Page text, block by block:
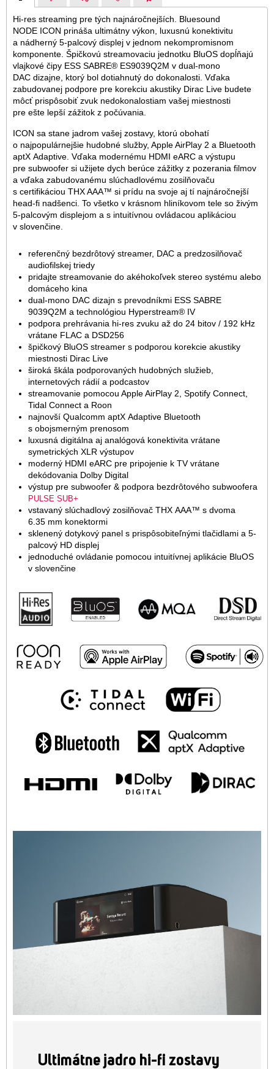
Hi-res streaming pre tých najnáročnejších. Bluesound
NODE ICON prináša ultimátny výkon, luxusnú konektivitu
a nádherný 5-palcový displej v jednom nekompromisnom
komponente. Špičkovú streamovaciu jednotku BluOS dopĺňajú
vlajkové čipy ESS SABRE® ES9039Q2M v dual-mono
DAC dizajne, ktorý bol dotiahnutý do dokonalosti. Vďaka
zabudovanej podpore pre korekciu akustiky Dirac Live budete
môcť prispôsobiť zvuk nedokonalostiam vašej miestnosti
pre ešte lepší zážitok z počúvania.
ICON sa stane jadrom vašej zostavy, ktorú obohatí
o najpopulárnejšie hudobné služby, Apple AirPlay 2 a Bluetooth
aptX Adaptive. Vďaka modernému HDMI eARC a výstupu
pre subwoofer si užijete dych berúce zážitky z pozerania filmov
a vďaka zabudovanému slúchadlovému zosilňovaču
s certifikáciou THX AAA™ si prídu na svoje aj tí najnáročnejší
head-fi nadšenci. To všetko v krásnom hliníkovom tele so živým
5-palcovým displejom a s intuitívnou ovládacou aplikáciou
v slovenčine.
referenčný bezdrôtový streamer, DAC a predzosilňovač
audiofilskej triedy
pridajte streamovanie do akéhokoľvek stereo systému alebo
domáceho kina
dual-mono DAC dizajn s prevodníkmi ESS SABRE
9039Q2M a technológiou Hyperstream® IV
podpora prehrávania hi-res zvuku až do 24 bitov / 192 kHz
vrátane FLAC a DSD256
špičkový BluOS streamer s podporou korekcie akustiky
miestnosti Dirac Live
široká škála podporovaných hudobných služieb,
internetových rádií a podcastov
streamovanie pomocou Apple AirPlay 2, Spotify Connect,
Tidal Connect a Roon
najnovší Qualcomm aptX Adaptive Bluetooth
s obojsmerným prenosom
luxusná digitálna aj analógová konektivita vrátane
symetrických XLR výstupov
moderný HDMI eARC pre pripojenie k TV vrátane
dekódovania Dolby Digital
výstup pre subwoofer & podpora bezdrôtového subwoofera
PULSE SUB+
vstavaný slúchadlový zosilňovač THX AAA™ s dvoma
6.35 mm konektormi
sklenený dotykový panel s prispôsobiteľnými tlačidlami a 5-
palcový HD displej
jednoduché ovládanie pomocou intuitívnej aplikácie BluOS
v slovenčine
Ultimátne jadro hi-fi zostavy